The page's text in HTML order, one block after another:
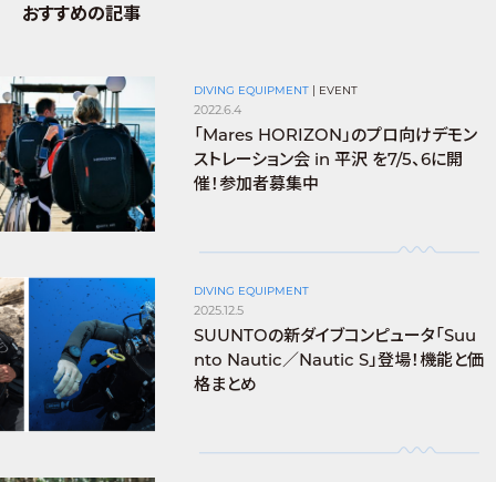
おすすめの記事
DIVING EQUIPMENT | EVENT
2022.6.4
「Mares HORIZON」のプロ向けデモン
ストレーション会 in 平沢 を7/5、6に開
催！参加者募集中
DIVING EQUIPMENT
2025.12.5
SUUNTOの新ダイブコンピュータ「Suu
nto Nautic／Nautic S」登場！機能と価
格まとめ